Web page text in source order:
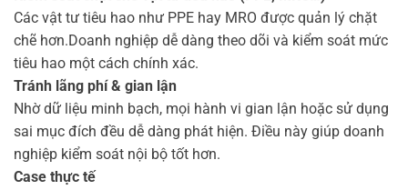
Các vật tư tiêu hao như PPE hay MRO được quản lý chặt
chẽ hơn.Doanh nghiệp dễ dàng theo dõi và kiểm soát mức
tiêu hao một cách chính xác.
Tránh lãng phí & gian lận
Nhờ dữ liệu minh bạch, mọi hành vi gian lận hoặc sử dụng
sai mục đích đều dễ dàng phát hiện. Điều này giúp doanh
nghiệp kiểm soát nội bộ tốt hơn.
Case thực tế